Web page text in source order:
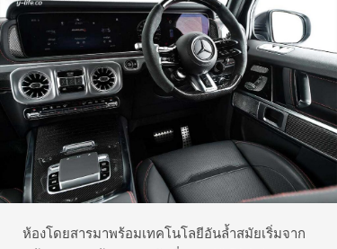
ห้องโดยสารมาพร้อมเทคโนโลยีอันล้ำสมัยเริ่มจาก